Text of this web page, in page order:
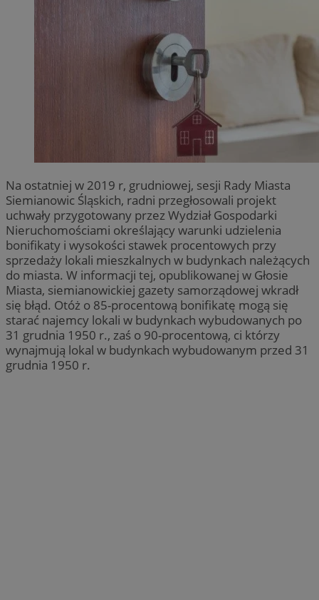
Na ostatniej w 2019 r, grudniowej, sesji Rady Miasta
Siemianowic Śląskich, radni przegłosowali projekt
uchwały przygotowany przez Wydział Gospodarki
Nieruchomościami określający warunki udzielenia
bonifikaty i wysokości stawek procentowych przy
sprzedaży lokali mieszkalnych w budynkach należących
do miasta. W informacji tej, opublikowanej w Głosie
Miasta, siemianowickiej gazety samorządowej wkradł
się błąd. Otóż o 85-procentową bonifikatę mogą się
starać najemcy lokali w budynkach wybudowanych po
31 grudnia 1950 r., zaś o 90-procentową, ci którzy
wynajmują lokal w budynkach wybudowanym przed 31
grudnia 1950 r.